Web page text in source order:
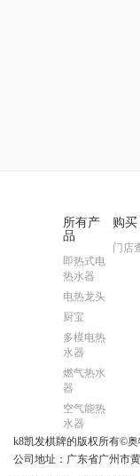
所有产
品
即热式电
热水器
电热龙头
厨宝
多模电热
水器
燃气热水
器
空气能热
水器
购买
门店
k8凯发棋牌的版权所有©
公司地址：广东省广州市